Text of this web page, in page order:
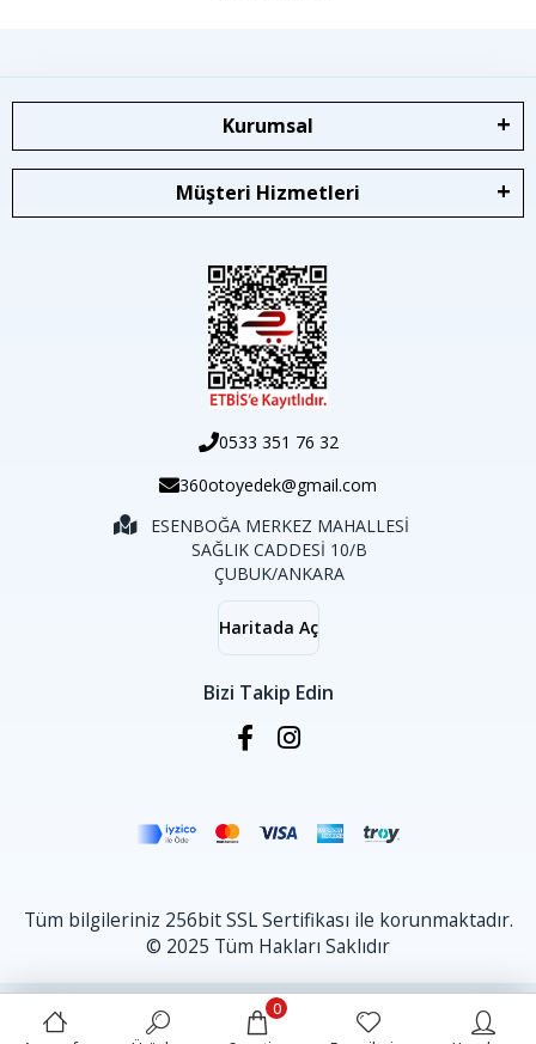
Kurumsal
Müşteri Hizmetleri
0533 351 76 32
360otoyedek@gmail.com
ESENBOĞA MERKEZ MAHALLESİ
SAĞLIK CADDESİ 10/B
ÇUBUK/ANKARA
Haritada Aç
Bizi Takip Edin
Tüm bilgileriniz 256bit SSL Sertifikası ile korunmaktadır.
© 2025 Tüm Hakları Saklıdır
0